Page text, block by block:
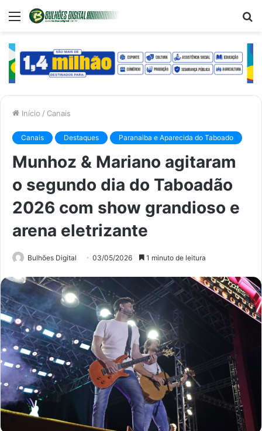
Menu
Início / Canais
Canais Destaques Paranaiba e Aparecida do Taboado
Munhoz & Mariano agitaram
o segundo dia do Taboadão
2026 com show grandioso e
arena eletrizante
Bulhões Digital 03/05/2026 1 minuto de leitura